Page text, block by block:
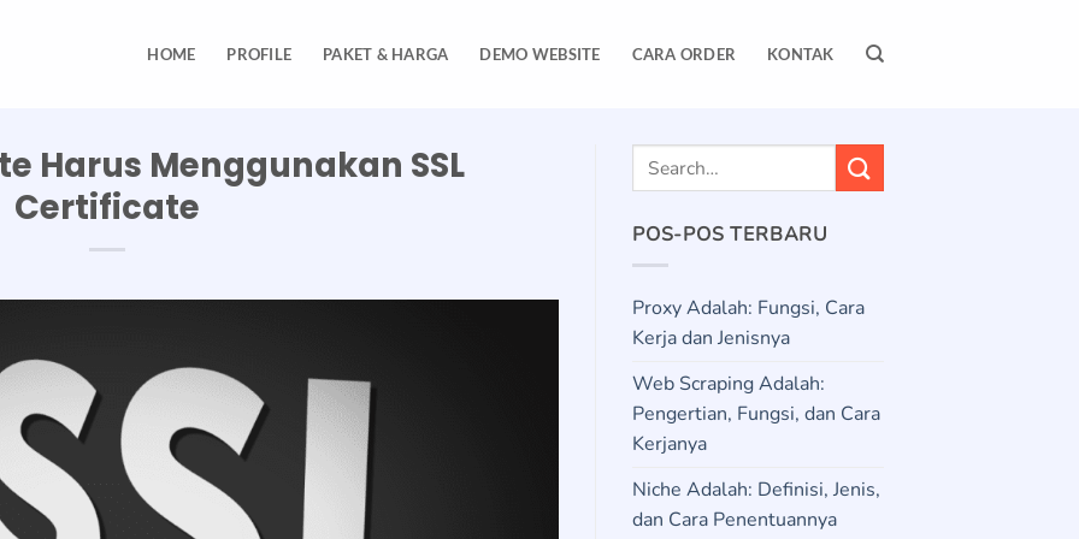
HOME PROFILE PAKET & HARGA DEMO WEBSITE CARA ORDER KONTAK
Harus Menggunakan SSL
Certificate
POS-POS TERBARU
Proxy Adalah: Fungsi, Cara
Kerja dan Jenisnya
Web Scraping Adalah:
Pengertian, Fungsi, dan Cara
Kerjanya
Niche Adalah: Definisi, Jenis,
dan Cara Penentuannya